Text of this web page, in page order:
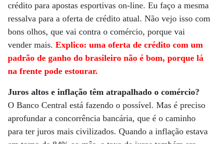
crédito para apostas esportivas on-line. Eu faço a mesma
ressalva para a oferta de crédito atual. Não vejo isso com
bons olhos, que vai contra o comércio, porque vai
vender mais. Explico: uma oferta de crédito com um
padrão de ganho do brasileiro não é bom, porque lá
na frente pode estourar.
Juros altos e inflação têm atrapalhado o comércio?
O Banco Central está fazendo o possível. Mas é preciso
aprofundar a concorrência bancária, que é o caminho
para ter juros mais civilizados. Quando a inflação estava